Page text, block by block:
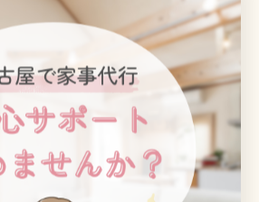
応が可能であり、初めての利
願いできます。
スの場合は事前に料金やサー
れるため、トラブルや追加料
のも特徴です。利用者からは
フの対応が丁寧だった」「不